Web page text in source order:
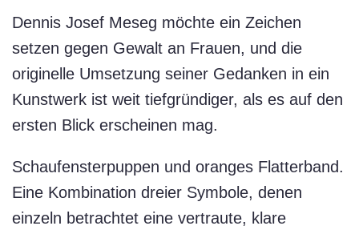
Dennis Josef Meseg möchte ein Zeichen
setzen gegen Gewalt an Frauen, und die
originelle Umsetzung seiner Gedanken in ein
Kunstwerk ist weit tiefgründiger, als es auf den
ersten Blick erscheinen mag.
Schaufensterpuppen und oranges Flatterband.
Eine Kombination dreier Symbole, denen
einzeln betrachtet eine vertraute, klare